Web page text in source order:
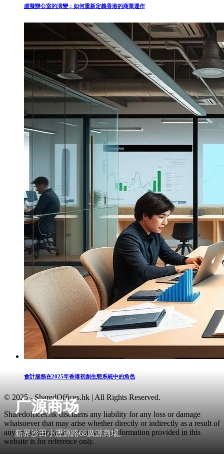
广源商场
新界沙田小瀝源路68廣源商場,
虛擬辦公室的演變：如何重新定義香港的商業運作
會計服務在2025年香港初創生態系統中的角色
© 2025 - SharedOffices.hk | All Rights Reserved.
Sharedoffices.hk disclaims any liability for any loss or damage
whatsoever that may arise whether directly or indirectly as a result of
any error, inaccuracy or omission. Information provided in this
website is for reference only.